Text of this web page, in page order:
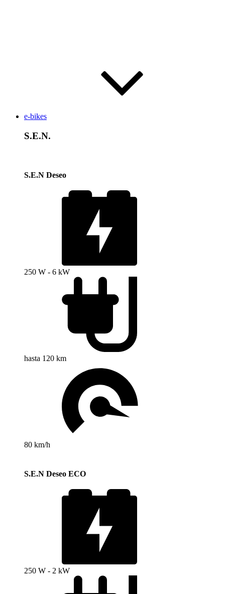
e-bikes
S.E.N.
S.E.N Deseo
250 W - 6 kW
hasta 120 km
80 km/h
S.E.N Deseo ECO
250 W - 2 kW